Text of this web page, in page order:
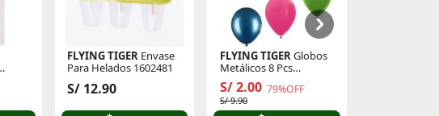
FLYING TIGER Envase
Para Helados 1602481
S/ 12.90
FLYING TIGERGlobos
Metálicos 8 Pcs
P/Cumpleaños 3001783
S/ 2.00 79%OFF
S/ 9.90